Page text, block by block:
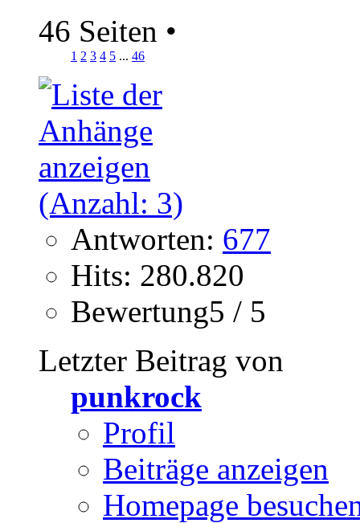
46 Seiten •
1 2 3 4 5 ... 46
Antworten: 677
Hits: 280.820
Bewertung5 / 5
Letzter Beitrag von
punkrock
Profil
Beiträge anzeigen
Homepage